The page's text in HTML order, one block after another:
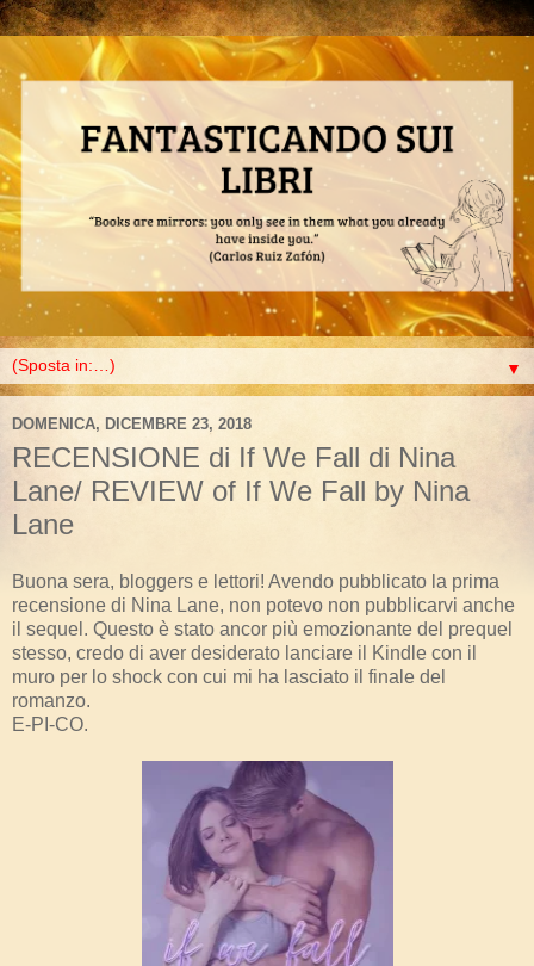
▼
DOMENICA, DICEMBRE 23, 2018
RECENSIONE di If We Fall di Nina
Lane/ REVIEW of If We Fall by Nina
Lane
Buona sera, bloggers e lettori! Avendo pubblicato la prima
recensione di Nina Lane, non potevo non pubblicarvi anche
il sequel. Questo è stato ancor più emozionante del prequel
stesso, credo di aver desiderato lanciare il Kindle con il
muro per lo shock con cui mi ha lasciato il finale del
romanzo.
E-PI-CO.